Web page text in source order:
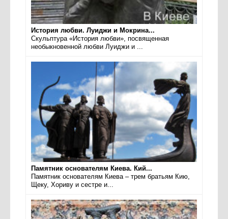
История любви. Луиджи и Мокрина...
Скульптура «История любви», посвященная
необыкновенной любви Луиджи и ...
Памятник основателям Киева. Кий...
Памятник основателям Киева – трем братьям Кию,
Щеку, Хориву и сестре и...